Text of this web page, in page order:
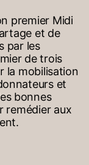
premier Midi
et de
par les
de trois
la mobilisation
et
bonnes
remédier aux